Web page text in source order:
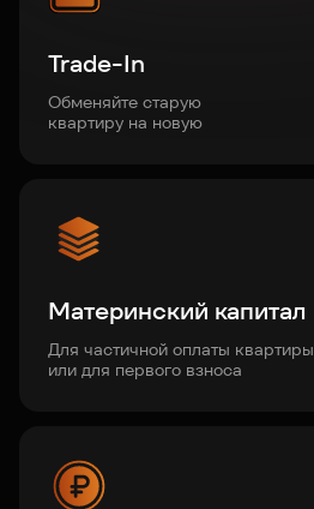
Trade-In
Обменяйте старую
квартиру на новую
Материнский капитал
Для частичной оплаты квартиры
или для первого взноса